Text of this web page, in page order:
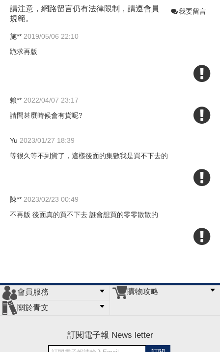
請注意，網路留言仍有法律限制，請遵會員
規範。
我要留言
施** 2019/05/06 22:10
跪求再版
賴** 2022/04/07 23:17
請問甚麼時候會有貨呢?
Yu 2023/01/27 18:39
等很久等不到貨了，這樣後面的集數我是買不下去的
陳** 2023/02/23 00:49
不再版 後面真的買不下去 誰會想買的零零散散的
會員服務
會員辦法
客服信箱
隱私條款
網站導覽
購物攻略
關於青文
訂閱電子報 News letter